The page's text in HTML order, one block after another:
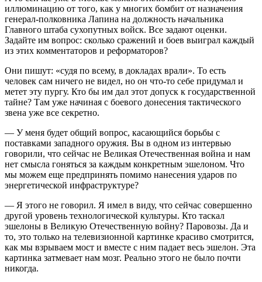
иллюминацию от того, как у многих бомбит от назначения
генерал-полковника Лапина на должность начальника
Главного штаба сухопутных войск. Все задают оценки.
Задайте им вопрос: сколько сражений и боев выиграл каждый
из этих комментаторов и реформаторов?
Они пишут: «судя по всему, в докладах врали». То есть
человек сам ничего не видел, но он что-то себе придумал и
метет эту пургу. Кто бы им дал этот допуск к государственной
тайне? Там уже начиная с боевого донесения тактического
звена уже все секретно.
— У меня будет общий вопрос, касающийся борьбы с
поставками западного оружия. Вы в одном из интервью
говорили, что сейчас не Великая Отечественная война и нам
нет смысла гоняться за каждым конкретным эшелоном. Что
мы можем еще предпринять помимо нанесения ударов по
энергетической инфраструктуре?
— Я этого не говорил. Я имел в виду, что сейчас совершенно
другой уровень технологической культуры. Кто таскал
эшелоны в Великую Отечественную войну? Паровозы. Да и
то, это только на телевизионной картинке красиво смотрится,
как мы взрываем мост и вместе с ним падает весь эшелон. Эта
картинка затмевает нам мозг. Реально этого не было почти
никогда.